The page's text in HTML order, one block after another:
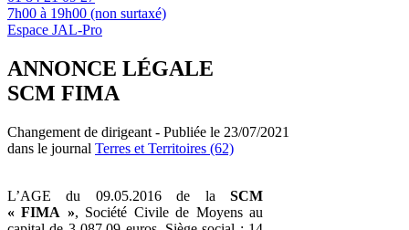
7h00 à 19h00 (non surtaxé)
Espace JAL-Pro
ANNONCE LÉGALE
SCM FIMA
Changement de dirigeant - Publiée le 23/07/2021
dans le journal Terres et Territoires (62)
L’AGE du 09.05.2016 de la SCM
« FIMA », Société Civile de Moyens au